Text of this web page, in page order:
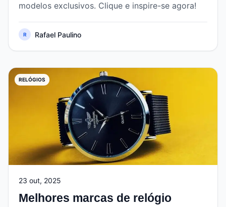
modelos exclusivos. Clique e inspire-se agora!
R Rafael Paulino
RELÓGIOS
23 out, 2025
Melhores marcas de relógio